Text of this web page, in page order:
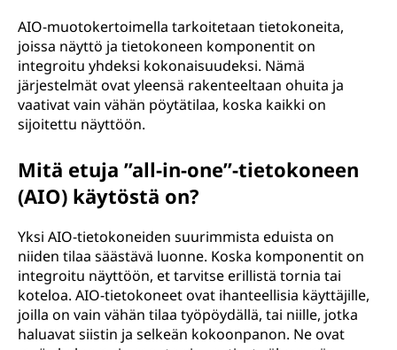
AIO-muotokertoimella tarkoitetaan tietokoneita,
joissa näyttö ja tietokoneen komponentit on
integroitu yhdeksi kokonaisuudeksi. Nämä
järjestelmät ovat yleensä rakenteeltaan ohuita ja
vaativat vain vähän pöytätilaa, koska kaikki on
sijoitettu näyttöön.
Mitä etuja ”all-in-one”-tietokoneen
(AIO) käytöstä on?
Yksi AIO-tietokoneiden suurimmista eduista on
niiden tilaa säästävä luonne. Koska komponentit on
integroitu näyttöön, et tarvitse erillistä tornia tai
koteloa. AIO-tietokoneet ovat ihanteellisia käyttäjille,
joilla on vain vähän tilaa työpöydällä, tai niille, jotka
haluavat siistin ja selkeän kokoonpanon. Ne ovat